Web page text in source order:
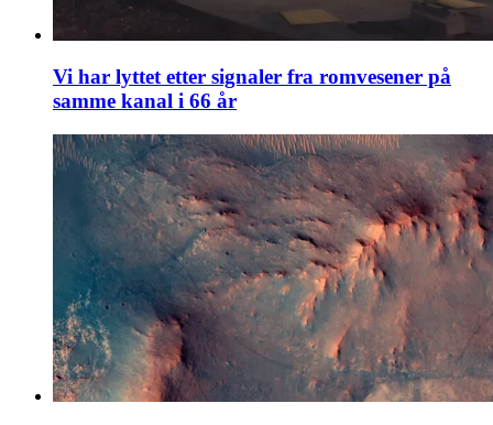
Vi har lyttet etter signaler fra romvesener på
samme kanal i 66 år